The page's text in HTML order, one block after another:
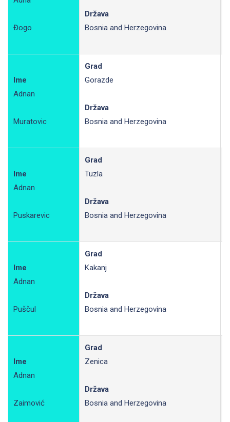
Đogo
Država
Bosnia and Herzegovina
Ime
Adnan
Muratovic
Grad
Gorazde
Država
Bosnia and Herzegovina
Ime
Adnan
Puskarevic
Grad
Tuzla
Država
Bosnia and Herzegovina
Ime
Adnan
Puščul
Grad
Kakanj
Država
Bosnia and Herzegovina
Ime
Adnan
Zaimović
Grad
Zenica
Država
Bosnia and Herzegovina